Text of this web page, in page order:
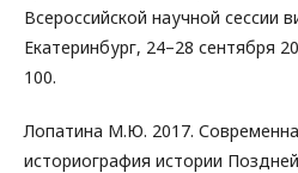
Всероссийской научной сессии
Екатеринбург, 24–28 сентября
100.
Лопатина М.Ю. 2017.
историография истории